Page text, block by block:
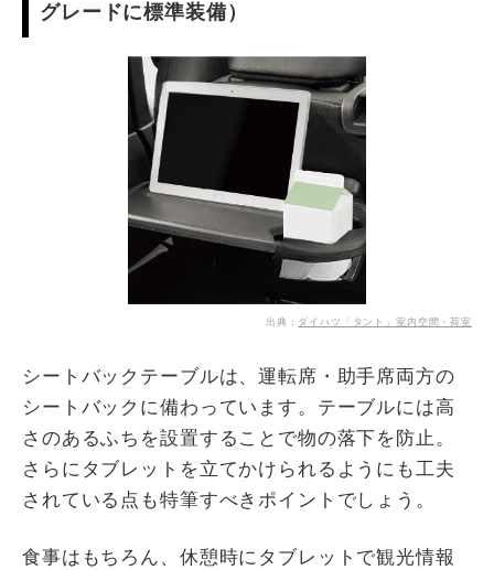
グレードに標準装備）
出典： ダイハツ「タント」室内空間・荷室
シートバックテーブルは、運転席・助手席両方の
シートバックに備わっています。テーブルには高
さのあるふちを設置することで物の落下を防止。
さらにタブレットを立てかけられるようにも工夫
されている点も特筆すべきポイントでしょう。
食事はもちろん、休憩時にタブレットで観光情報